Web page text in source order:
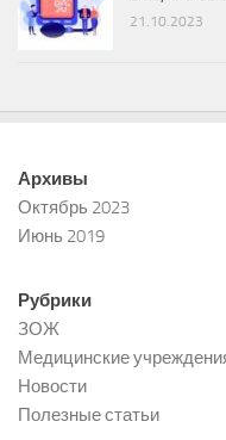
21.10.2023
Архивы
Октябрь 2023
Июнь 2019
Рубрики
ЗОЖ
Медицинские
Новости
Полезные статьи